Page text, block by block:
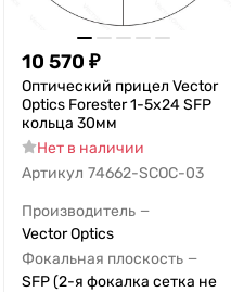
10 570 ₽
Оптический прицел Vector
Optics Forester 1-5x24 SFP
кольца 30мм
Нет в наличии
Артикул 74662-SCOC-03
Производитель —
Vector Optics
Фокальная плоскость —
SFP (2-я фокалка сетка не